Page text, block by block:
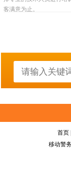
客满意为止。
首页
移动警